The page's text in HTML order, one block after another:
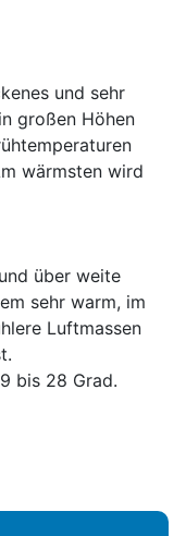
und sehr
großen Höhen
wärmsten wird
über weite
sehr warm, im
Luftmassen
bis 28 Grad.